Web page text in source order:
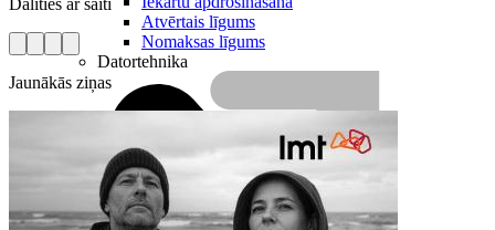
Atvērtais līgums
Nomaksas līgums
Datortehnika
Jaunākās ziņas